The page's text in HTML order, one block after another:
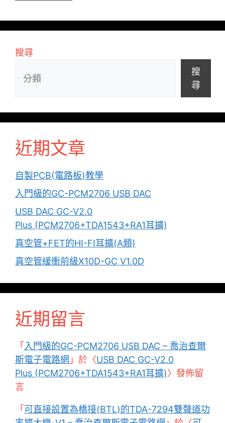
搜尋
搜
尋
近期文章
自製PCB(電路板)教學
入門級的GC-PCM2706 USB DAC
USB DAC GC-V2.0
Plus (PCM2706+TDA1543+RA1耳擴)
真空管+FET的HI-FI耳擴(A類)
真空管緩衝前級X10D-GC V1.0D
近期留言
「 入門級的GC-PCM2706 USB DAC – 喬治查爾
斯電子電路網 」於〈USB DAC GC-V2.0
Plus (PCM2706+TDA1543+RA1耳擴)〉發佈留
言
「 可直接設置為橋接(BTL)的TDA-7294雙聲道功